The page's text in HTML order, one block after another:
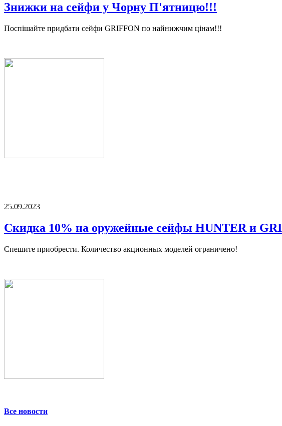
Знижки на сейфи у Чорну П'ятницю!!!
Поспішайте придбати сейфи GRIFFON по найнижчим цінам!!!
25.09.2023
Скидка 10% на оружейные сейфы HUNTER и
Спешите приобрести. Количество акционных моделей ограничено!
Все новости